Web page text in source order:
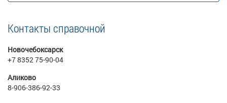
Контакты справочной
Новочебоксарск
+7 8352 75-90-04
Аликово
8-906-386-92-33